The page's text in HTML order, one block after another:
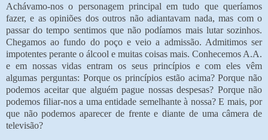
Achávamo-nos o personagem principal em tudo que queríamos
fazer, e as opiniões dos outros não adiantavam nada, mas com o
passar do tempo sentimos que não podíamos mais lutar sozinhos.
Chegamos ao fundo do poço e veio a admissão. Admitimos ser
impotentes perante o álcool e muitas coisas mais. Conhecemos A.A.
e em nossas vidas entram os seus princípios e com eles vêm
algumas perguntas: Porque os princípios estão acima? Porque não
podemos aceitar que alguém pague nossas despesas? Porque não
podemos filiar-nos a uma entidade semelhante à nossa? E mais, por
que não podemos aparecer de frente e diante de uma câmera de
televisão?